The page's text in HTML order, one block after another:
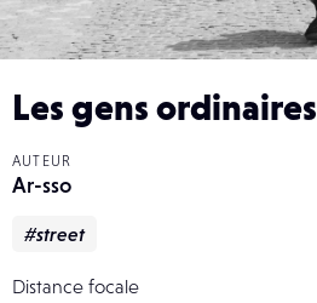
Les gens ordinaires
AUTEUR
Ar-sso
#street
Distance focale